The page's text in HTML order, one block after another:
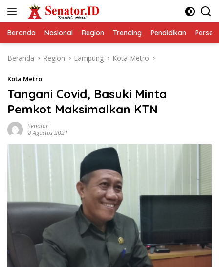
Beranda Nasional Region Trending Pendidikan
Beranda Region Lampung Kota Metro
Kota Metro
Tangani Covid, Basuki Minta
Pemkot Maksimalkan KTN
Senator
8 Agustus 2021